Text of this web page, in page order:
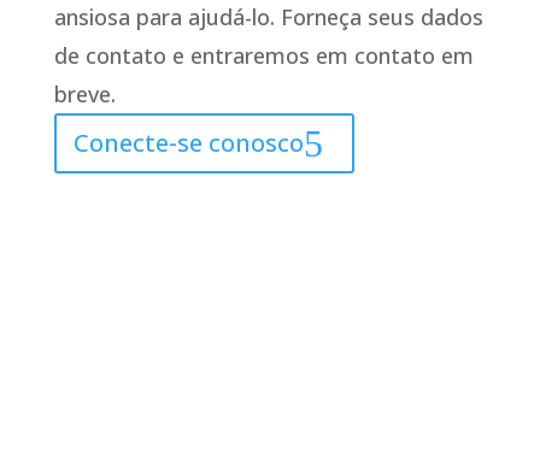
ansiosa para ajudá-lo. Forneça seus dados
de contato e entraremos em contato em
breve.
Conecte-se conosco